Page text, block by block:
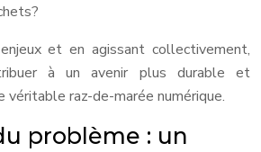
et en agissant collectivement,
à un avenir plus durable et
véritable raz-de-marée numérique.
problème : un